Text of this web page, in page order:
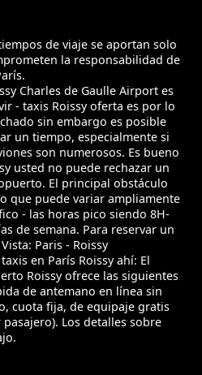
de viaje se aportan solo
la responsabilidad de
Charles de Gaulle Airport es
- taxis Roissy oferta es por lo
sin embargo es posible
un tiempo, especialmente si
son numerosos. Es bueno
usted no puede rechazar un
El principal obstáculo
que puede variar ampliamente
- las horas pico siendo 8H-
de semana. Para reservar un
Paris - Roissy
en París Roissy ahí: El
Roissy ofrece las siguientes
de antemano en línea sin
cuota fija, de equipaje gratis
Los detalles sobre